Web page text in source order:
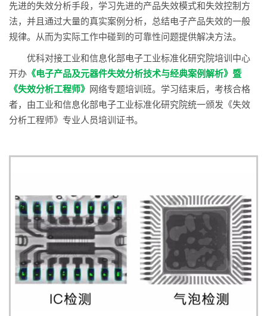
先进的失效分析手段，学习先进的产品失效模式和失效控制方
法，并且通过大量的真实案例分析，总结电子产品失效的一般
规律。从而为实际工作中碰到的可靠性问题提供解决方法。
优科对接工业和信息化部电子工业标准化研究院培训中心
开办 《电子产品及元器件失效分析技术与经典案例解析》暨
《失效分析工程师》
网络专题培训班。学习结束后，考核合格
者，由工业和信息化部电子工业标准化研究院统一颁发《失效
分析工程师》专业人员培训证书。